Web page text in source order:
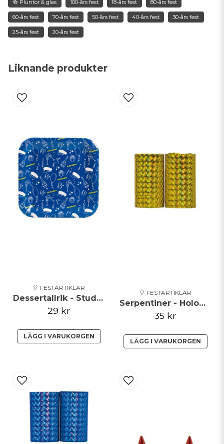
Liknande produkter
🎈 FESTARTIKLAR
Dessertallrik - Student - Blå
29 kr
LÄGG I VARUKORGEN
🎈 FESTARTIKLAR
Serpentiner - Holographic - Guld
35 kr
LÄGG I VARUKORGEN
email
Mejladress
Skicka fråga
🍻 Pluntor & glas 100-års fest 18-års fest 80-års fest
60-års fest 70-års fest 50-års fest 40-års fest 30-års fest
25-års fest 20-års fest